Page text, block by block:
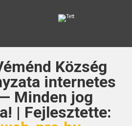
Község
internetes
Minden jog
| Fejlesztette: